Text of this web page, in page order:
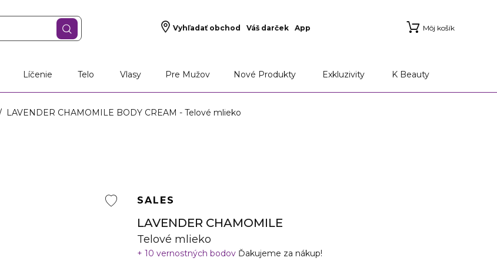
Vyhľadať obchod Váš darček App Môj košík
Líčenie Telo Vlasy Pre Mužov Nové Produkty Exkluzivity K Beauty
LAVENDER CHAMOMILE BODY CREAM - Telové mlieko
SALES
LAVENDER CHAMOMILE
Telové mlieko
10 vernostných bodov Ďakujeme za nákup!